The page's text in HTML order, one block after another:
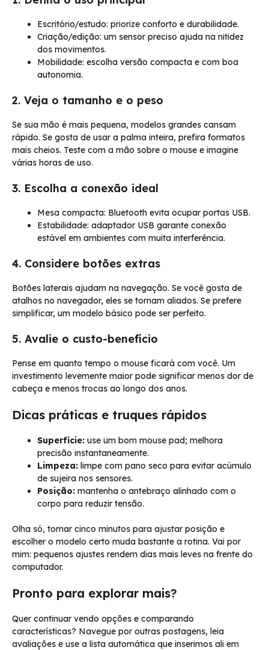
Escritório/estudo: priorize conforto e durabilidade.
Criação/edição: um sensor preciso ajuda na nitidez
dos movimentos.
Mobilidade: escolha versão compacta e com boa
autonomia.
2. Veja o tamanho e o peso
Se sua mão é mais pequena, modelos grandes cansam
rápido. Se gosta de usar a palma inteira, prefira formatos
mais cheios. Teste com a mão sobre o mouse e imagine
várias horas de uso.
3. Escolha a conexão ideal
Mesa compacta: Bluetooth evita ocupar portas USB.
Estabilidade: adaptador USB garante conexão
estável em ambientes com muita interferência.
4. Considere botões extras
Botões laterais ajudam na navegação. Se você gosta de
atalhos no navegador, eles se tornam aliados. Se prefere
simplificar, um modelo básico pode ser perfeito.
5. Avalie o custo-benefício
Pense em quanto tempo o mouse ficará com você. Um
investimento levemente maior pode significar menos dor de
cabeça e menos trocas ao longo dos anos.
Dicas práticas e truques rápidos
Superfície: use um bom mouse pad; melhora
precisão instantaneamente.
Limpeza: limpe com pano seco para evitar acúmulo
de sujeira nos sensores.
Posição: mantenha o antebraço alinhado com o
corpo para reduzir tensão.
Olha só, tomar cinco minutos para ajustar posição e
escolher o modelo certo muda bastante a rotina. Vai por
mim: pequenos ajustes rendem dias mais leves na frente do
computador.
Pronto para explorar mais?
Quer continuar vendo opções e comparando
características? Navegue por outras postagens, leia
avaliações e use a lista automática que inserimos ali em